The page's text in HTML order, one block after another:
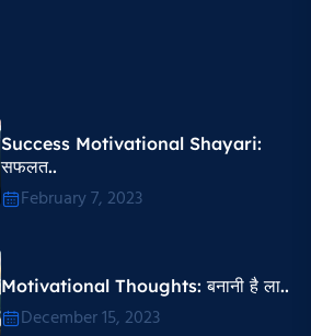
Success Motivational Shayari​:
सफलत..
February 7, 2023
Motivational Thoughts​: बनानी है ला..
December 15, 2023